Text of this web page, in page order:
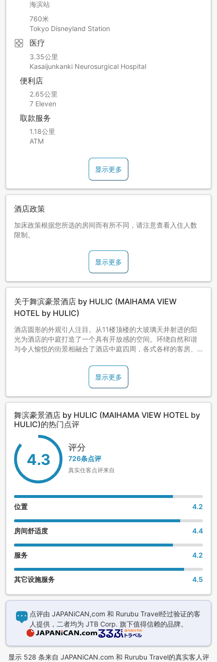
海滨站
760米
Tokyo Disneyland Station
医疗
3.35公里
Kasaijunkanki Neurosurgical Hospital
便利店
2.65公里
7 Eleven
取款服务
1.18公里
ATM
显示更多
酒店政策
加床政策根据您所选的房间而有所不同，请注意查看入住人数
限制。
显示更多
关于舞滨豪景酒店 by HULIC (MAIHAMA VIEW
HOTEL by HULIC)
酒店圆形的外观引人注目。从11楼顶楼的大玻璃天井射进的阳
光为酒店的中庭打造了一个具有开放感的空间。环绕自然和谐
与令人愉悦的街景相融合了酒店中庭四周，各式各样的客房、
全。以 “360°全方位的款待， 温馨舞台～360°Fun & Relax～”
显示更多
舞滨豪景酒店 by HULIC (MAIHAMA VIEW HOTEL by
HULIC)的热门点评
4.3
评分
726条点评
真实住客点评来自
位置 4.2
房间舒适度 4.4
服务 4.2
其它设施服务 4.5
点评由 JAPANiCAN,com 和 Rurubu Travel经过验证的客
人提供，二者均为 JTB Corp. 旗下值得信赖的品牌。
显示 528 条来自 JAPANiCAN.com 和 Rurubu Travel的真实客人评